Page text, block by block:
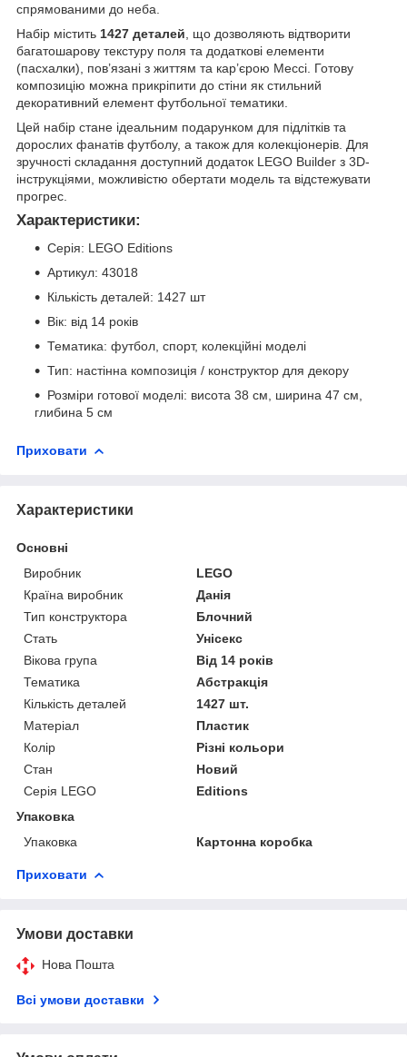
спрямованими до неба.
Набір містить 1427 деталей , що дозволяють відтворити
багатошарову текстуру поля та додаткові елементи
(пасхалки), пов’язані з життям та кар’єрою Мессі. Готову
композицію можна прикріпити до стіни як стильний
декоративний елемент футбольної тематики.
Цей набір стане ідеальним подарунком для підлітків та
дорослих фанатів футболу, а також для колекціонерів. Для
зручності складання доступний додаток LEGO Builder з 3D-
інструкціями, можливістю обертати модель та відстежувати
прогрес.
Характеристики:
Серія: LEGO Editions
Артикул: 43018
Кількість деталей: 1427 шт
Вік: від 14 років
Тематика: футбол, спорт, колекційні моделі
Тип: настінна композиція / конструктор для декору
Розміри готової моделі: висота 38 см, ширина 47 см,
глибина 5 см
Приховати
Характеристики
Основні
Виробник
LEGO
Країна виробник
Данія
Тип конструктора
Блочний
Стать
Унісекс
Вікова група
Від 14 років
Тематика
Абстракція
Кількість деталей
1427 шт.
Матеріал
Пластик
Колір
Різні кольори
Стан
Новий
Серія LEGO
Editions
Упаковка
Упаковка
Картонна коробка
Приховати
Умови доставки
Нова Пошта
Всі умови доставки